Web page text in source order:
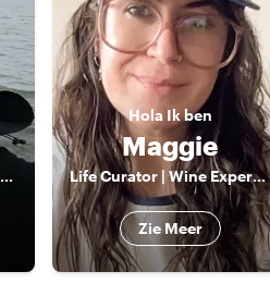
Walking and guiding are my passions
Hola Ik ben
Maggie
Life Curator | Wine Expert & Pro Photographer | Crafting Tailor-Made Experiences with a Passion for Culture and Hidden Gems
Zie Meer